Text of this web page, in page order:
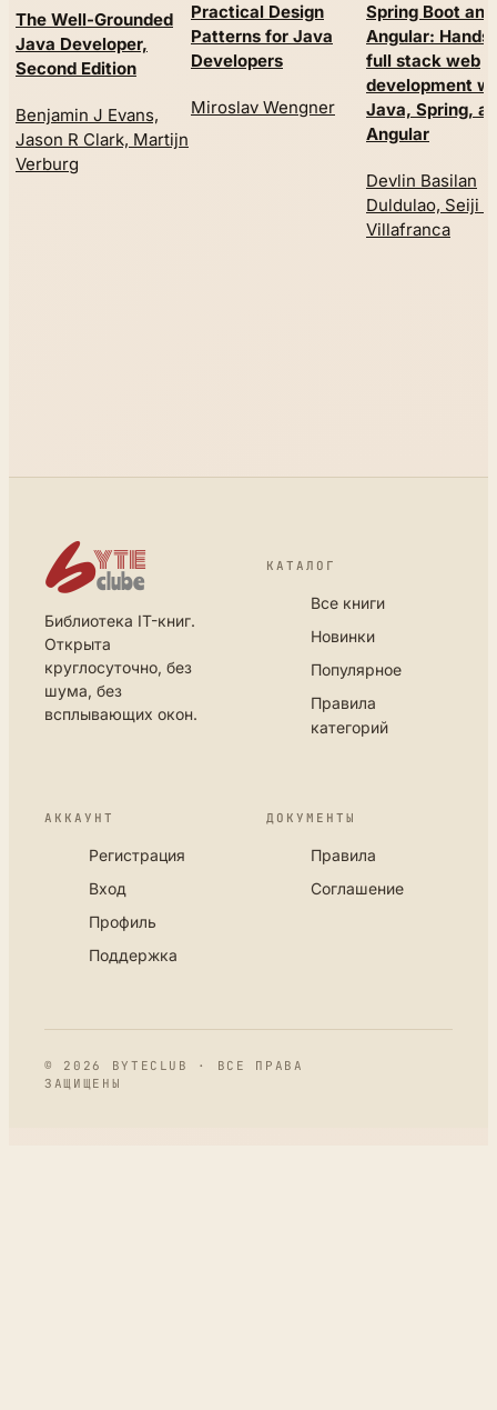
The Well-Grounded
Java Developer,
Second Edition
Benjamin J Evans,
Jason R Clark, Martijn
Verburg
Practical Design
Patterns for Java
Developers
Miroslav Wengner
Spring Boot and
Angular:
full stack web
development
Java, Spring,
Angular
Devlin Basilan
Duldulao, Seiji
Villafranca
Библиотека IT-книг.
Открыта
круглосуточно, без
шума, без
всплывающих окон.
КАТАЛОГ
Все книги
Новинки
Популярное
Правила
категорий
АККАУНТ
Регистрация
Вход
Профиль
Поддержка
ДОКУМЕНТЫ
Правила
Соглашение
© 2026 BYTECLUB · ВСЕ ПРАВА
ЗАЩИЩЕНЫ